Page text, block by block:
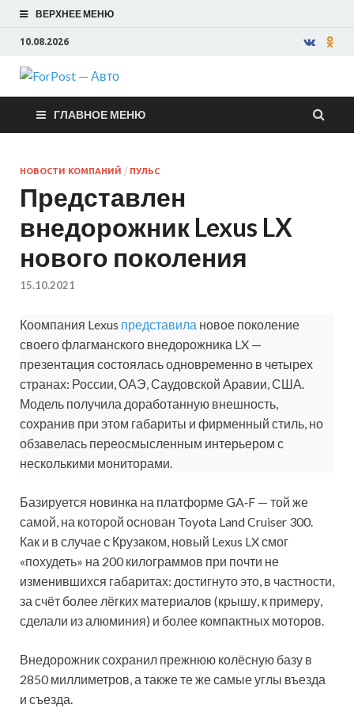
ВЕРХНЕЕ МЕНЮ
10.08.2026
ForPost —
Авто
ГЛАВНОЕ МЕНЮ
НОВОСТИ КОМПАНИЙ / ПУЛЬС
Представлен
внедорожник Lexus LX
нового поколения
15.10.2021
Коомпания Lexus представила новое поколение
своего флагманского внедорожника LX —
презентация состоялась одновременно в четырех
странах: России, ОАЭ, Саудовской Аравии, США.
Модель получила доработанную внешность,
сохранив при этом габариты и фирменный стиль, но
обзавелась пере­осмысленным интерьером с
несколькими мониторами.
Базируется новинка на платформе GA‑F — той же
самой, на которой основан Toyota Land Cruiser 300.
Как и в случае с Крузаком, новый Lexus LX смог
«похудеть» на 200 килограммов при почти не
изменив­шихся габаритах: достигнуто это, в частности,
за счёт более лёгких материалов (крышу, к примеру,
сделали из алюминия) и более компактных моторов.
Внедорожник сохранил прежнюю колёсную базу в
2850 милли­метров, а также те же самые углы въезда
и съезда.